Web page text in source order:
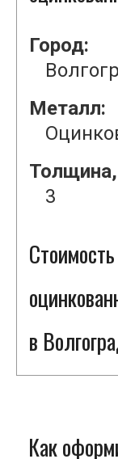
Город:
Металл:
3
в
Как